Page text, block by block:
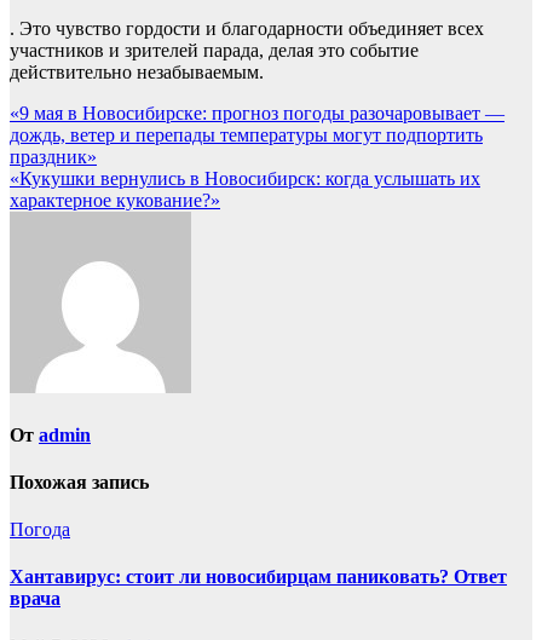
. Это чувство гордости и благодарности объединяет всех
участников и зрителей парада, делая это событие
действительно незабываемым.
Навигация
по
записям
«9 мая в Новосибирске: прогноз погоды разочаровывает —
дождь, ветер и перепады температуры могут подпортить
праздник»
«Кукушки вернулись в Новосибирск: когда услышать их
характерное кукование?»
От admin
Похожая запись
Погода
Хантавирус: стоит ли новосибирцам паниковать? Ответ
врача